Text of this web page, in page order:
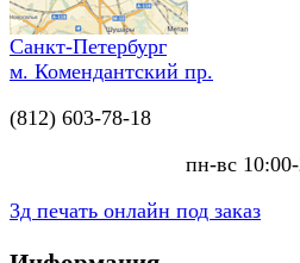
Санкт-Петербург
м. Комендантский пр.
(812) 603-78-18
пн-вс
3д печать онлайн под заказ